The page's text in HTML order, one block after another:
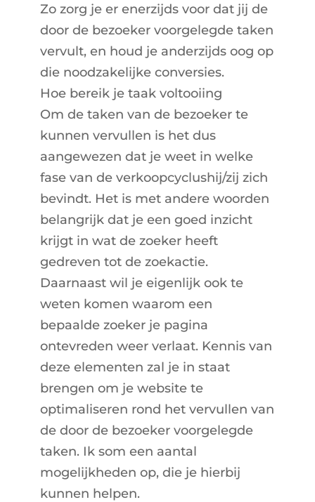
Zo zorg je er enerzijds voor dat jij de
door de bezoeker voorgelegde taken
vervult, en houd je anderzijds oog op
die noodzakelijke conversies.
Hoe bereik je taak voltooiing
Om de taken van de bezoeker te
kunnen vervullen is het dus
aangewezen dat je weet in welke
fase van de verkoopcyclushij/zij zich
bevindt. Het is met andere woorden
belangrijk dat je een goed inzicht
krijgt in wat de zoeker heeft
gedreven tot de zoekactie.
Daarnaast wil je eigenlijk ook te
weten komen waarom een
bepaalde zoeker je pagina
ontevreden weer verlaat. Kennis van
deze elementen zal je in staat
brengen om je website te
optimaliseren rond het vervullen van
de door de bezoeker voorgelegde
taken. Ik som een aantal
mogelijkheden op, die je hierbij
kunnen helpen.